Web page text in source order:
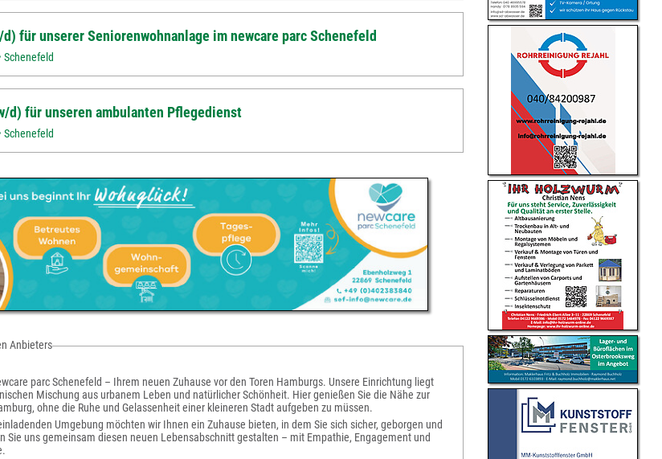
für unserer Seniorenwohnanlage im newcare parc Schenefeld
Schenefeld
d) für unseren ambulanten Pflegedienst
Schenefeld
Anbieters
parc Schenefeld – Ihrem neuen Zuhause vor den Toren Hamburgs. Unsere Einrichtung liegt
Mischung aus urbanem Leben und natürlicher Schönheit. Hier genießen Sie die Nähe zur
ohne die Ruhe und Gelassenheit einer kleineren Stadt aufgeben zu müssen.
Umgebung möchten wir Ihnen ein Zuhause bieten, in dem Sie sich sicher, geborgen und
Sie uns gemeinsam diesen neuen Lebensabschnitt gestalten – mit Empathie, Engagement und